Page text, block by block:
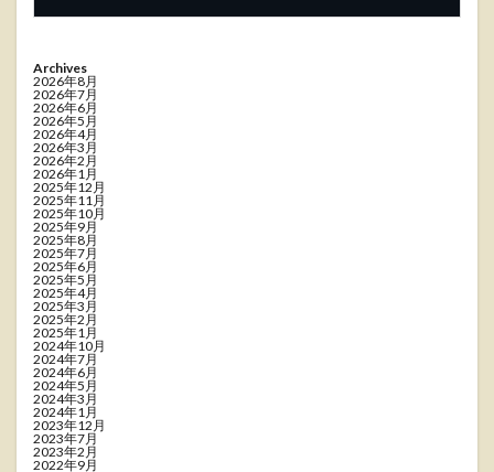
Archives
2026年8月
2026年7月
2026年6月
2026年5月
2026年4月
2026年3月
2026年2月
2026年1月
2025年12月
2025年11月
2025年10月
2025年9月
2025年8月
2025年7月
2025年6月
2025年5月
2025年4月
2025年3月
2025年2月
2025年1月
2024年10月
2024年7月
2024年6月
2024年5月
2024年3月
2024年1月
2023年12月
2023年7月
2023年2月
2022年9月